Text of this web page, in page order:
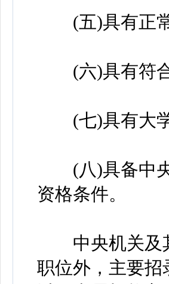
(五)具有正常
(六)具有符合
(七)具有大学
(八)具备中央
资格条件。
中央机关及其
职位外，主要招